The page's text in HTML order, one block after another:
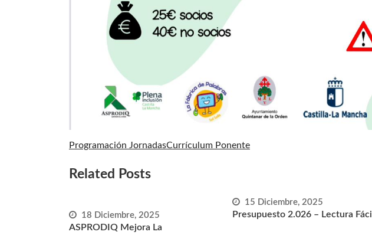
Programación JornadasCurrículum Ponente
Related Posts
18 Diciembre, 2025
ASPRODIQ Mejora La
15 Diciembre, 2025
Presupuesto 2.026 – Lectura Fácil